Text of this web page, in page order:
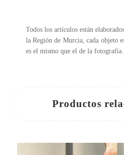
Todos los artículos están
la Región de Murcia, cada objeto
es el mismo que el de la fotografía.
Productos